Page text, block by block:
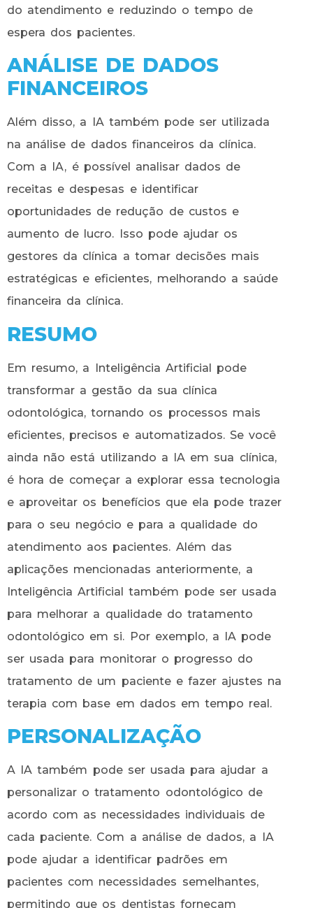
do atendimento e reduzindo o tempo de
espera dos pacientes.
ANÁLISE DE DADOS
FINANCEIROS
Além disso, a IA também pode ser utilizada
na análise de dados financeiros da clínica.
Com a IA, é possível analisar dados de
receitas e despesas e identificar
oportunidades de redução de custos e
aumento de lucro. Isso pode ajudar os
gestores da clínica a tomar decisões mais
estratégicas e eficientes, melhorando a saúde
financeira da clínica.
RESUMO
Em resumo, a Inteligência Artificial pode
transformar a gestão da sua clínica
odontológica, tornando os processos mais
eficientes, precisos e automatizados. Se você
ainda não está utilizando a IA em sua clínica,
é hora de começar a explorar essa tecnologia
e aproveitar os benefícios que ela pode trazer
para o seu negócio e para a qualidade do
atendimento aos pacientes. Além das
aplicações mencionadas anteriormente, a
Inteligência Artificial também pode ser usada
para melhorar a qualidade do tratamento
odontológico em si. Por exemplo, a IA pode
ser usada para monitorar o progresso do
tratamento de um paciente e fazer ajustes na
terapia com base em dados em tempo real.
PERSONALIZAÇÃO
A IA também pode ser usada para ajudar a
personalizar o tratamento odontológico de
acordo com as necessidades individuais de
cada paciente. Com a análise de dados, a IA
pode ajudar a identificar padrões em
pacientes com necessidades semelhantes,
permitindo que os dentistas forneçam